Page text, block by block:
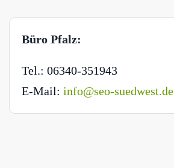
Büro Pfalz:
Tel.: 06340-351943
E-Mail: info@seo-suedwest.de